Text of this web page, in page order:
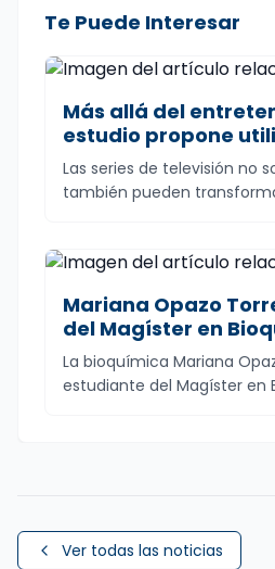
Te Puede Interesar
Más allá del
estudio propone
televisión como
pedagógico en
Las series de televisión no
también pueden
Mariana Opazo
del Magíster en
e Inmunología
seleccionada para
São Paulo School of
La bioquímica Mariana
estudiante del Magíster en
Ver todas las noticias